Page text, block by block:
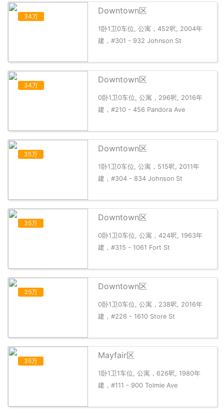
34万
Downtown区
1卧1卫0车位, 公寓，452呎, 2004年
建，#301 - 932 Johnson St
34万
Downtown区
0卧1卫0车位, 公寓，296呎, 2016年
建，#210 - 456 Pandora Ave
35万
Downtown区
1卧1卫0车位, 公寓，515呎, 2011年
建，#304 - 834 Johnson St
35万
Downtown区
0卧1卫0车位, 公寓，424呎, 1963年
建，#315 - 1061 Fort St
35万
Downtown区
0卧1卫0车位, 公寓，238呎, 2016年
建，#226 - 1610 Store St
35万
Mayfair区
1卧1卫1车位, 公寓，626呎, 1980年
建，#111 - 900 Tolmie Ave